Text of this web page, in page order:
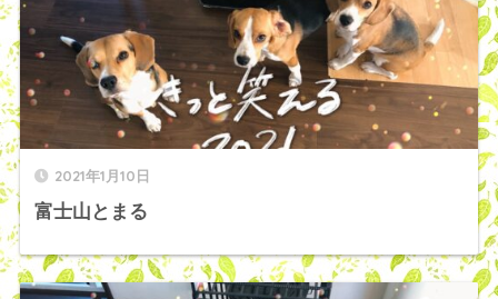
2021年1月10日
富士山とまる